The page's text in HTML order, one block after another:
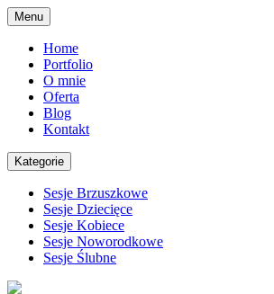
Skip
to
content
Menu
Home
Portfolio
O mnie
Oferta
Blog
Kontakt
Kategorie
Sesje Brzuszkowe
Sesje Dziecięce
Sesje Kobiece
Sesje Noworodkowe
Sesje Ślubne